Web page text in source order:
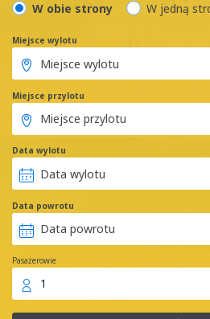
W obie strony W jedną
Miejsce wylotu
Miejsce przylotu
Data wylotu
Data powrotu
Pasażerowie
1